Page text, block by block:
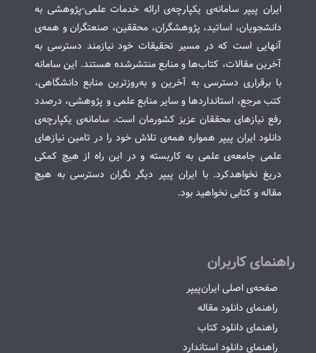
ایران پیپر سامانه‌ی یکپارچه‌ی ارائه خدمات علمی-پژوهشی به
دانشجویان، اساتید، پژوهشگران، محققین، صنعتگران و همه‌ی
آنهایی است که در مسیر تحقیقات خود نیازمند دسترسی به
آخرین مقالات، کتاب‌ها و منابع منتشرشده هستند. این سامانه
با برقراری دسترسی به آخرین و به‌روزترین منابع دانشگاهی،
کتب مرجع، استانداردها و سایر منابع علمی و پژوهشی، درصدد
رفع نیازهای محققان عزیز کشورمان است. سامانه‌ی یکپارچه‌ی
دانلود ایران پیپر همواره همه‌ی تلاش خود را در تامین نیازهای
علمی جامعه‌ی علمی به کاربسته و در این راه از هیچ کمکی
دریغ نخواهدکرد. با ایران پیپر دیگر نگران دسترسی به هیچ
مقاله و کتابی نخواهید بود.
راهنمای کاربران
صفحه‌ی اصلی ایران‌پیپر
راهنمای دانلود مقاله
راهنمای دانلود کتاب
راهنمای دانلود استاندارد